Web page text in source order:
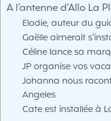
A l’antenne d’Allo La
Elodie, auteur du
Gaëlle aimerait
Céline lance sa
JP organise vos
Johanna nous
Angeles
Cate est installée à